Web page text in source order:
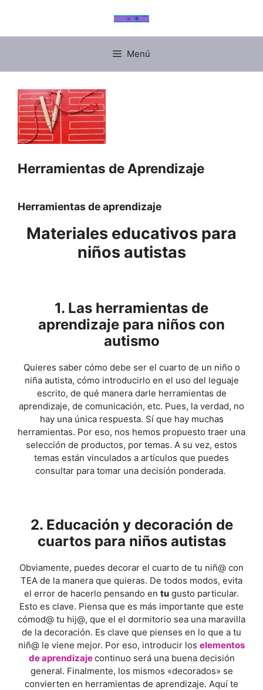
Menú
Herramientas de Aprendizaje
Herramientas de aprendizaje
Materiales educativos para
niños autistas
1. Las herramientas de
aprendizaje para niños con
autismo
Quieres saber cómo debe ser el cuarto de un niño o
niña autista, cómo introducirlo en el uso del leguaje
escrito, de qué manera darle herramientas de
aprendizaje, de comunicación, etc. Pues, la verdad, no
hay una única respuesta. Sí que hay muchas
herramientas. Por eso, nos hemos propuesto traer una
selección de productos, por temas. A su vez, estos
temas están vinculados a artículos que puedes
consultar para tomar una decisión ponderada.
2. Educación y decoración de
cuartos para niños autistas
Obviamente, puedes decorar el cuarto de tu niñ@ con
TEA de la manera que quieras. De todos modos, evita
el error de hacerlo pensando en tu gusto particular.
Esto es clave. Piensa que es más importante que este
cómod@ tu hij@, que el el dormitorio sea una maravilla
de la decoración. Es clave que pienses en lo que a tu
niñ@ le viene mejor. Por eso, introducir los elementos
de aprendizajecontinuo será una buena decisión
general. Finalmente, los mismos «decorados» se
convierten en herramientas de aprendizaje. Aquí te